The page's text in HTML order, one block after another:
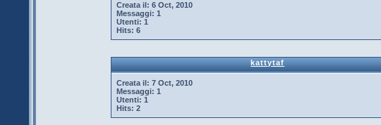
Creata il: 6 Oct, 2010
Messaggi: 1
Utenti: 1
Hits: 6
kattytaf
Creata il: 7 Oct, 2010
Messaggi: 1
Utenti: 1
Hits: 2